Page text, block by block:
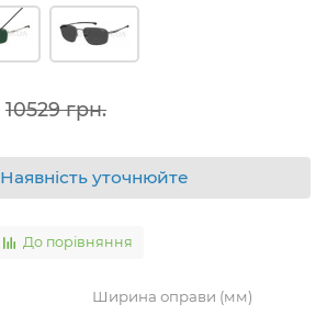
10529 грн.
Наявність уточнюйте
До порівняння
Ширина оправи (мм)